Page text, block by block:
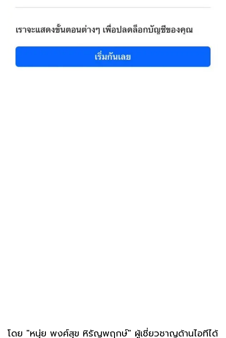
โดย "หนุ่ย พงศ์สุข หิรัญพฤกษ์" ผู้เชี่ยวชาญด้านไอทีได้